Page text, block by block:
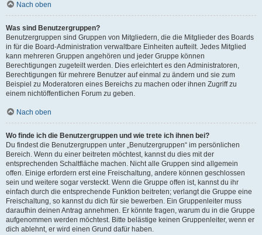
Nach oben
Was sind Benutzergruppen?
Benutzergruppen sind Gruppen von Mitgliedern, die die Mitglieder des Boards
in für die Board-Administration verwaltbare Einheiten aufteilt. Jedes Mitglied
kann mehreren Gruppen angehören und jeder Gruppe können
Berechtigungen zugeteilt werden. Dies erleichtert es den Administratoren,
Berechtigungen für mehrere Benutzer auf einmal zu ändern und sie zum
Beispiel zu Moderatoren eines Bereichs zu machen oder ihnen Zugriff zu
einem nichtöffentlichen Forum zu geben.
Nach oben
Wo finde ich die Benutzergruppen und wie trete ich ihnen bei?
Du findest die Benutzergruppen unter „Benutzergruppen“ im persönlichen
Bereich. Wenn du einer beitreten möchtest, kannst du dies mit der
entsprechenden Schaltfläche machen. Nicht alle Gruppen sind allgemein
offen. Einige erfordern erst eine Freischaltung, andere können geschlossen
sein und weitere sogar versteckt. Wenn die Gruppe offen ist, kannst du ihr
einfach durch die entsprechende Funktion beitreten; verlangt die Gruppe eine
Freischaltung, so kannst du dich für sie bewerben. Ein Gruppenleiter muss
daraufhin deinen Antrag annehmen. Er könnte fragen, warum du in die Gruppe
aufgenommen werden möchtest. Bitte belästige keinen Gruppenleiter, wenn er
dich ablehnt, er wird einen Grund dafür haben.